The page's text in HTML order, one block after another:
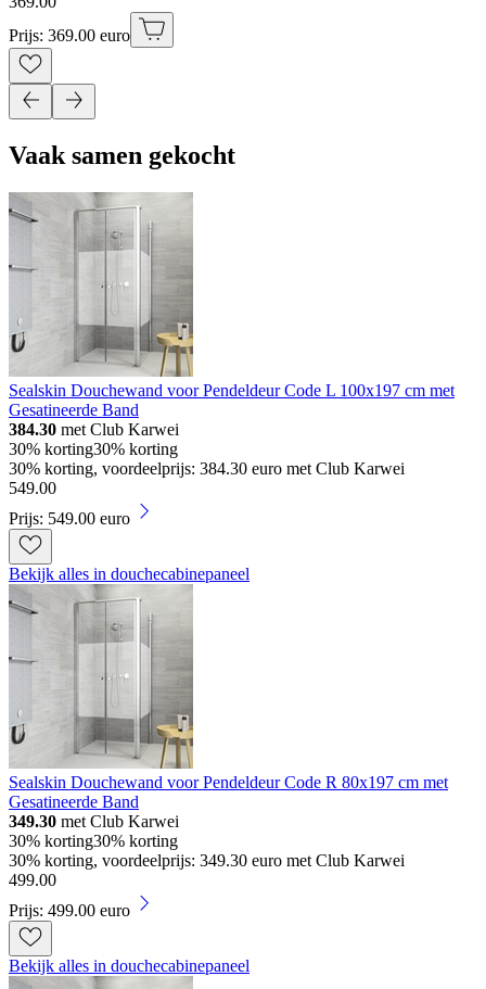
Prijs: 369.00 euro
Vaak samen gekocht
Sealskin Douchewand voor Pendeldeur Code L 100x197 cm met
Gesatineerde Band
384.30 met Club Karwei
30% korting30% korting
30% korting, voordeelprijs: 384.30 euro met Club Karwei
549.00
Prijs: 549.00 euro
Bekijk alles in douchecabinepaneel
Sealskin Douchewand voor Pendeldeur Code R 80x197 cm met
Gesatineerde Band
349.30 met Club Karwei
30% korting30% korting
30% korting, voordeelprijs: 349.30 euro met Club Karwei
499.00
Prijs: 499.00 euro
Bekijk alles in douchecabinepaneel